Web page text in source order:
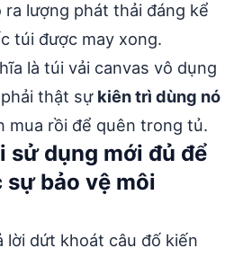
lượng phát thải đáng kể
túi được may xong.
là túi vải canvas vô dụng
thật sự kiên trì dùng nó
mua rồi để quên trong tủ.
sử dụng mới đủ để
bảo vệ môi
lời dứt khoát câu đố kiến